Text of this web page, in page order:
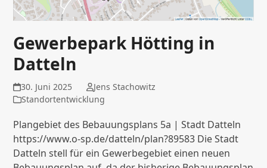
Gewerbepark Hötting in
Datteln
30. Juni 2025
Jens Stachowitz
Standortentwicklung
Plangebiet des Bebauungsplans 5a | Stadt Datteln
https://www.o-sp.de/datteln/plan?89583 Die Stadt
Datteln stell für ein Gewerbegebiet einen neuen